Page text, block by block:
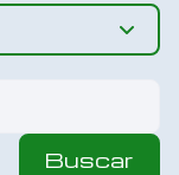
Buscar